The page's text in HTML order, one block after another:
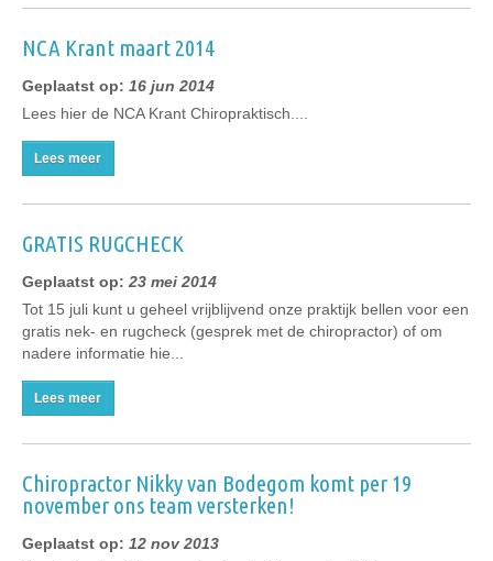
NCA Krant maart 2014
Geplaatst op: 16 jun 2014
Lees hier de NCA Krant Chiropraktisch....
Lees meer
GRATIS RUGCHECK
Geplaatst op: 23 mei 2014
Tot 15 juli kunt u geheel vrijblijvend onze praktijk bellen voor een
gratis nek- en rugcheck (gesprek met de chiropractor) of om
nadere informatie hie...
Lees meer
Chiropractor Nikky van Bodegom komt per 19
november ons team versterken!
Geplaatst op: 12 nov 2013